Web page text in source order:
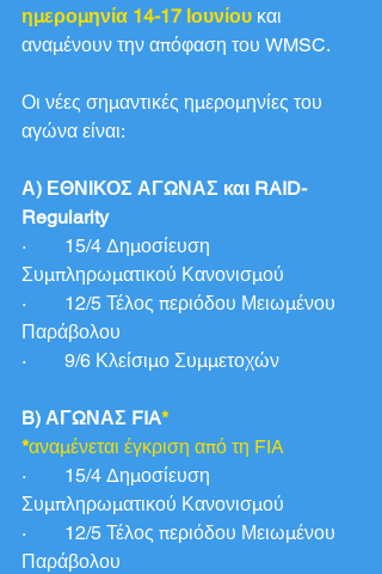
ημερομηνία 14-17 Ιουνίου και
αναμένουν την απόφαση του WMSC.
Οι νέες σημαντικές ημερομηνίες του
αγώνα είναι:
Α) ΕΘΝΙΚΟΣ ΑΓΩΝΑΣ και RAID-
Regularity
·        15/4 Δημοσίευση
Συμπληρωματικού Κανονισμού
·        12/5 Τέλος περιόδου Μειωμένου
Παράβολου
·        9/6 Κλείσιμο Συμμετοχών
B) ΑΓΩΝΑΣ FIA*
*αναμένεται έγκριση από τη FIA
·        15/4 Δημοσίευση
Συμπληρωματικού Κανονισμού
·        12/5 Τέλος περιόδου Μειωμένου
Παράβολου